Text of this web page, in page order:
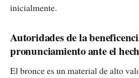
inicialmente.
Autoridades de la
pronunciamiento ante el
El bronce es un material de alto